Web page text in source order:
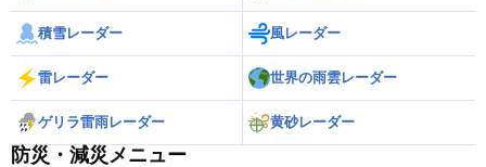
積雪レーダー 風レーダー
雷レーダー 世界の雨雲レーダー
ゲリラ雷雨レーダー 黄砂レーダー
防災・減災メニュー